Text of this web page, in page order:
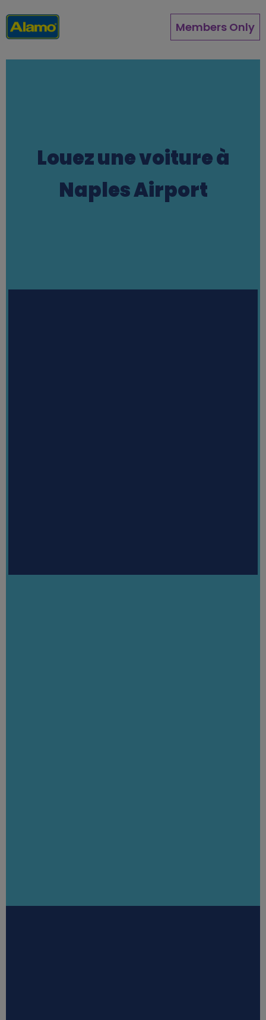
au
contenu
Members Only
Louez une voiture à
Naples Airport